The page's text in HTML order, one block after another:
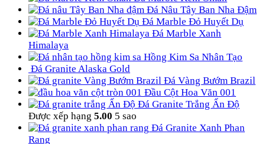
Đá Nâu Tây Ban Nha Đậm
Đá Marble Đỏ Huyết Dụ
Đá Marble Xanh
Himalaya
Hồng Kim Sa Nhân Tạo
Đá Granite Alaska Gold
Đá Vàng Bướm Brazil
Đầu Cột Hoa Văn 001
Đá Granite Trắng Ấn Độ
Được xếp hạng 5.00 5 sao
Đá Granite Xanh Phan
Rang